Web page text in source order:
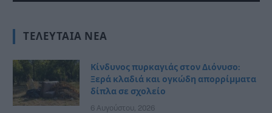
ΤΕΛΕΥΤΑΊΑ ΝΈΑ
Κίνδυνος πυρκαγιάς στον Διόνυσο:
Ξερά κλαδιά και ογκώδη απορρίμματα
δίπλα σε σχολείο
6 Αυγούστου, 2026